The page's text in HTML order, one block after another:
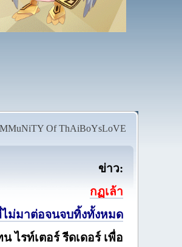
Of ThAiBoYsLoVE
ข่าว:
กฏเล้า
ไม่มาต่อจนจบทิ้งทั้งหมด
ไรท์เตอร์ รีดเดอร์ เพื่อ